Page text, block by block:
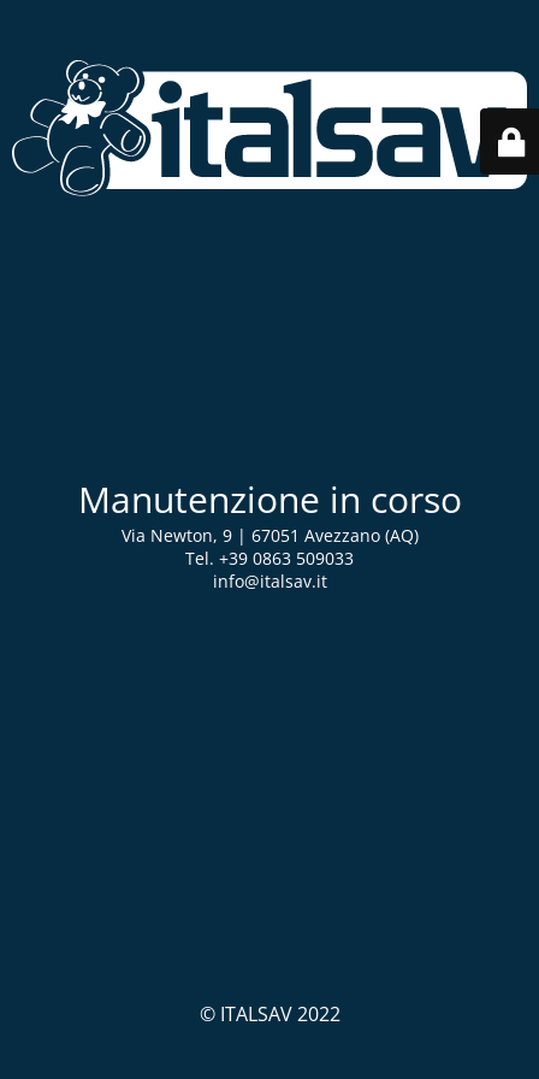
Manutenzione in corso
Via Newton, 9 | 67051 Avezzano (AQ)
Tel. +39 0863 509033
info@italsav.it
© ITALSAV 2022